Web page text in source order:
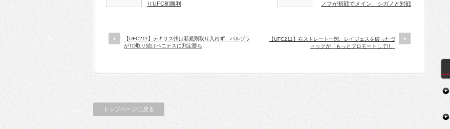
りUFC初勝利
ノフが初戦でメイン、シガノと対戦
【UFC211】テキサス州は新規則取り入れず、バルゾラ
がTD取り続けベニテスに判定勝ち
【UFC211】右ストレート一閃、レイジェスを破ったヴ
ィックが「もっとプロモートして!!」
トップページに戻る